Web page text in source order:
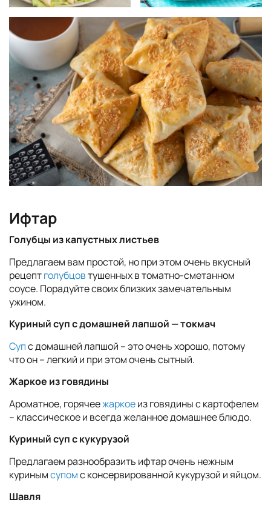
Ифтар
Голубцы из капустных листьев
Предлагаем вам простой, но при этом очень вкусный
рецептголубцовтушенных в томатно-сметанном
соусе. Порадуйте своих близких замечательным
ужином.
Куриный суп с домашней лапшой — токмач
Супс домашней лапшой – это очень хорошо, потому
что он – легкий и при этом очень сытный.
Жаркое из говядины
Ароматное, горячеежаркоеиз говядины с картофелем
– классическое и всегда желанное домашнее блюдо.
Куриный суп с кукурузой
Предлагаем разнообразить ифтар очень нежным
куринымсупомс консервированной кукурузой и яйцом.
Шавля